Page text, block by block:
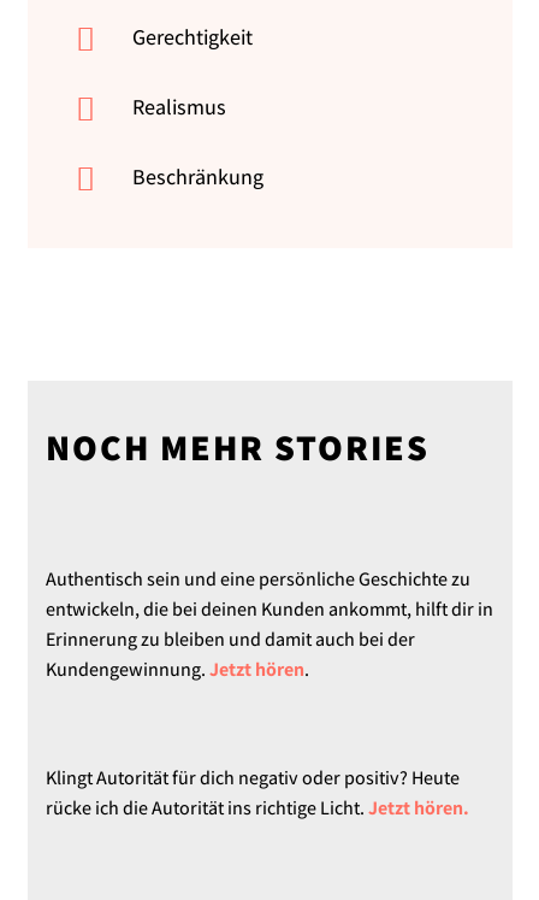
 Gerechtigkeit
 Realismus
 Beschränkung
NOCH MEHR STORIES
Authentisch sein und eine persönliche Geschichte zu
entwickeln, die bei deinen Kunden ankommt, hilft dir in
Erinnerung zu bleiben und damit auch bei der
Kundengewinnung.Jetzt hören.
Klingt Autorität für dich negativ oder positiv? Heute
rücke ich die Autorität ins richtige Licht. Jetzt hören.